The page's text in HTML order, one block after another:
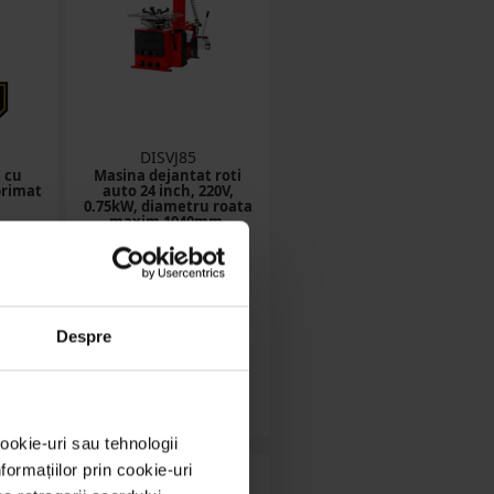
Despre
uri sau tehnologii
prin cookie-uri
DISVJ85
Masina dejantat roti
auto 24 inch, 220V,
0.75kW, diametru roata
maxim 1040mm,
in stoc
4843.73 RON